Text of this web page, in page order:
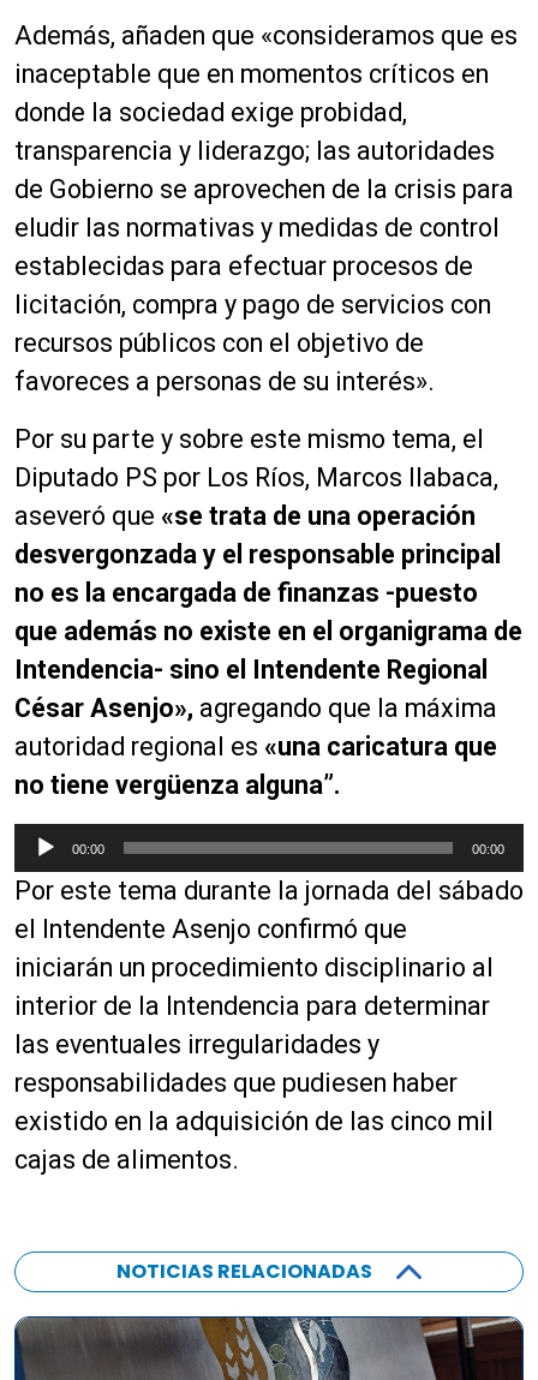
Además, añaden que «consideramos que es
inaceptable que en momentos críticos en
donde la sociedad exige probidad,
transparencia y liderazgo; las autoridades
de Gobierno se aprovechen de la crisis para
eludir las normativas y medidas de control
establecidas para efectuar procesos de
licitación, compra y pago de servicios con
recursos públicos con el objetivo de
favoreces a personas de su interés».
Por su parte y sobre este mismo tema, el
Diputado PS por Los Ríos, Marcos Ilabaca,
aseveró que «se trata de una operación
desvergonzada y el responsable principal
no es la encargada de finanzas -puesto
que además no existe en el organigrama de
Intendencia- sino el Intendente Regional
César Asenjo», agregando que la máxima
autoridad regional es «una caricatura que
no tiene vergüenza alguna”.
e
p
r
o
d
u
c
o
r
d
d
o
00:00 00:00
Por este tema durante la jornada del sábado
el Intendente Asenjo confirmó que
iniciarán un procedimiento disciplinario al
interior de la Intendencia para determinar
las eventuales irregularidades y
responsabilidades que pudiesen haber
existido en la adquisición de las cinco mil
cajas de alimentos.
NOTICIAS RELACIONADAS